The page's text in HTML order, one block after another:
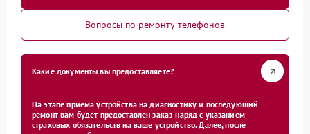
Вопросы по ремонту телефонов
Какие документы вы предоставляете?
На этапе приема устройства на диагностику и последующий
ремонт вам будет предоставлен заказ-наряд с указанием
страховых обязательств на ваше устройство. Далее, после